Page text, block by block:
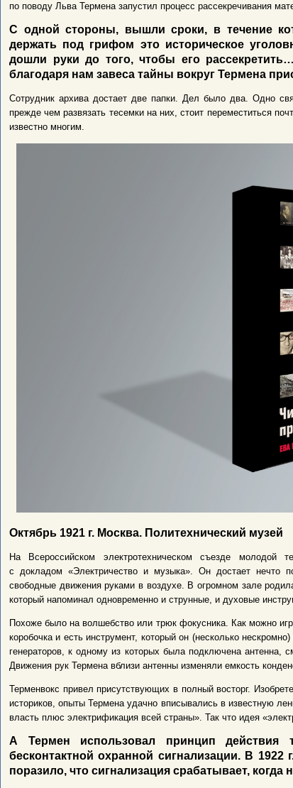
по поводу Льва Термена запустил процесс рассекречивания
С одной стороны, вышли сроки, в течение
держать под грифом это историческое
дошли руки до того, чтобы его
благодаря нам завеса тайны вокруг Термена
Сотрудник архива достает две папки. Дел было два. Одно
прежде чем развязать тесемки на них, стоит переместиться
известно многим.
Октябрь 1921 г. Москва. Политехнический музей
На Всероссийском электротехническом съезде молодой
с докладом «Электричество и музыка». Он достает нечто
свободные движения руками в воздухе. В огромном зале
который напоминал одновременно и струнные, и духовые
Похоже было на волшебство или трюк фокусника. Как можно
коробочка и есть инструмент, который он (несколько
генераторов, к одному из которых была подключена антенна,
Движения рук Термена вблизи антенны изменяли емкость
Терменвокс привел присутствующих в полный восторг.
историков, опыты Термена удачно вписывались в известную
власть плюс электрификация всей страны». Так что идея
А Термен использовал принцип действия
бесконтактной охранной сигнализации. В
поразило, что сигнализация срабатывает,